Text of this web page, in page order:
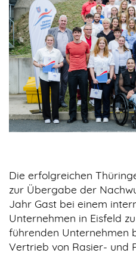
Die erfolgreichen
zur Übergabe der
Jahr Gast bei einem
Unternehmen in Eisfeld zu
führenden Unternehmen
Vertrieb von Rasier- und